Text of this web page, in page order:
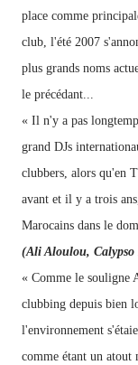
place comme
club, l'été 2007
plus grands noms
le précédant...
« Il n'y a pas
grand DJs
clubbers, alors qu'en
avant et il y a trois
Marocains dans le
(Ali Aloulou, Calypso
« Comme le souligne
clubbing depuis bien
l'environnement
comme étant un